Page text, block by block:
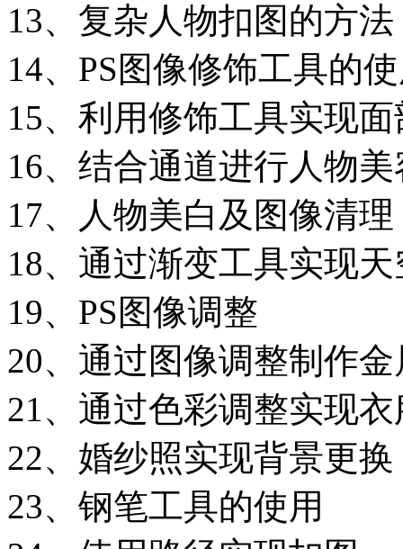
13、复杂人物扣图的方法
14、PS图像修饰工具的
15、利用修饰工具实现
16、结合通道进行人物美
17、人物美白及图像清理
18、通过渐变工具实现
19、PS图像调整
20、通过图像调整制作
21、通过色彩调整实现
22、婚纱照实现背景更换
23、钢笔工具的使用